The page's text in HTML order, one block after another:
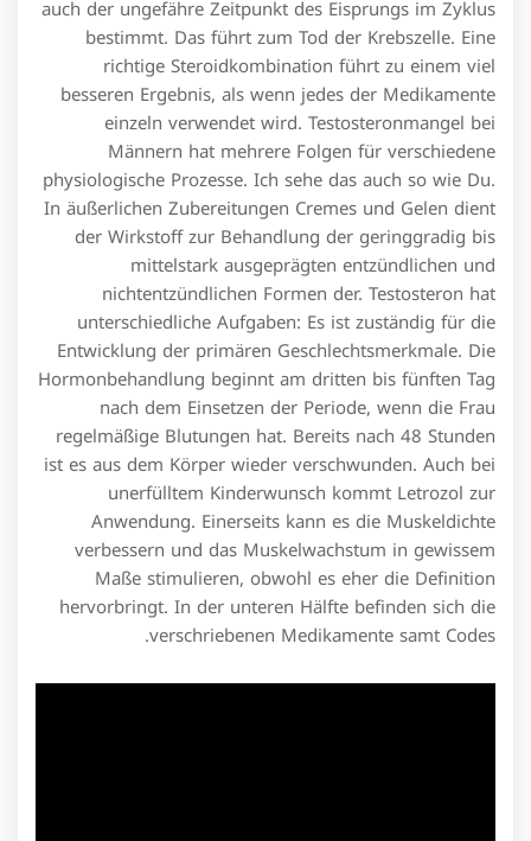
auch der ungefähre Zeitpunkt des Eisprungs im Zyklus
bestimmt. Das führt zum Tod der Krebszelle. Eine
richtige Steroidkombination führt zu einem viel
besseren Ergebnis, als wenn jedes der Medikamente
einzeln verwendet wird. Testosteronmangel bei
Männern hat mehrere Folgen für verschiedene
physiologische Prozesse. Ich sehe das auch so wie Du.
In äußerlichen Zubereitungen Cremes und Gelen dient
der Wirkstoff zur Behandlung der geringgradig bis
mittelstark ausgeprägten entzündlichen und
nichtentzündlichen Formen der. Testosteron hat
unterschiedliche Aufgaben: Es ist zuständig für die
Entwicklung der primären Geschlechtsmerkmale. Die
Hormonbehandlung beginnt am dritten bis fünften Tag
nach dem Einsetzen der Periode, wenn die Frau
regelmäßige Blutungen hat. Bereits nach 48 Stunden
ist es aus dem Körper wieder verschwunden. Auch bei
unerfülltem Kinderwunsch kommt Letrozol zur
Anwendung. Einerseits kann es die Muskeldichte
verbessern und das Muskelwachstum in gewissem
Maße stimulieren, obwohl es eher die Definition
hervorbringt. In der unteren Hälfte befinden sich die
verschriebenen Medikamente samt Codes.